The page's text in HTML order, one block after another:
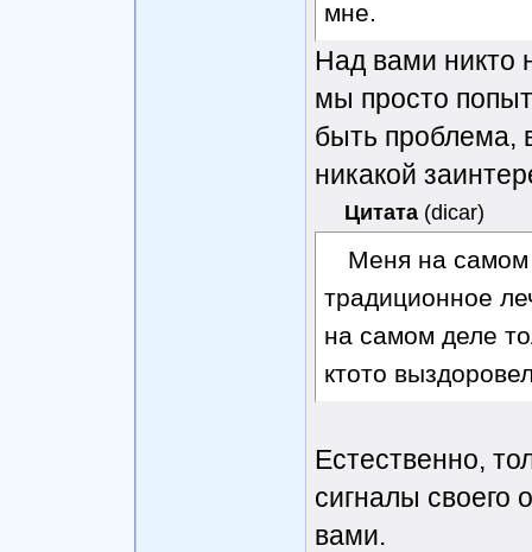
мне.
Над вами никто
мы просто
быть проблема,
никакой
Цитата (dicar)
Меня на самом
традиционное
на самом деле
ктото
Естественно,
сигналы своего
вами.